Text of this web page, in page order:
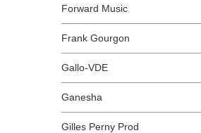
Forward Music
Frank Gourgon
Gallo-VDE
Ganesha
Gilles Perny Prod